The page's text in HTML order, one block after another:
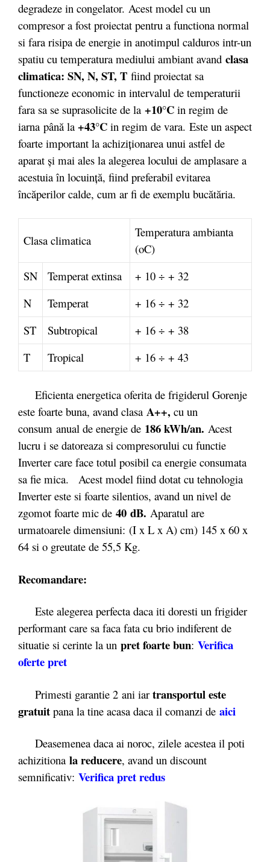
degradeze in congelator. Acest model cu un
compresor a fost proiectat pentru a functiona normal
si fara risipa de energie in anotimpul calduros intr-un
spatiu cu temperatura mediului ambiant avand clasa
climatica: SN, N, ST, T fiind proiectat sa
functioneze economic in intervalul de temperaturii
fara sa se suprasolicite de la +10°C in regim de
iarna până la +43°C in regim de vara. Este un aspect
foarte important la achiziţionarea unui astfel de
aparat şi mai ales la alegerea locului de amplasare a
acestuia în locuinţă, fiind preferabil evitarea
încăperilor calde, cum ar fi de exemplu bucătăria.
Clasa climatica
Temperatura ambianta
(oC)
SN
Temperat extinsa
+ 10 ÷ + 32
N
Temperat
+ 16 ÷ + 32
ST
Subtropical
+ 16 ÷ + 38
T
Tropical + 16 ÷ + 43
Eficienta energetica oferita de frigiderul Gorenje
este foarte buna, avand clasa A++, cu un
consum anual de energie de 186 kWh/an. Acest
lucru i se datoreaza si compresorului cu functie
Inverter care face totul posibil ca energie consumata
sa fie mica. Acest model fiind dotat cu tehnologia
Inverter este si foarte silentios, avand un nivel de
zgomot foarte mic de 40 dB. Aparatul are
urmatoarele dimensiuni: (I x L x A) cm) 145 x 60 x
64 si o greutate de 55,5 Kg.
Recomandare:
Este alegerea perfecta daca iti doresti un frigider
performant care sa faca fata cu brio indiferent de
situatie si cerinte la un pret foarte bun: Verifica
oferte pret
Primesti garantie 2 ani iar transportul este
gratuit pana la tine acasa daca il comanzi de aici
Deasemenea daca ai noroc, zilele acestea il poti
achizitiona la reducere, avand un discount
semnificativ: Verifica pret redus